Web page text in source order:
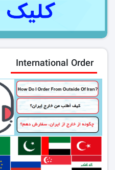
International Order